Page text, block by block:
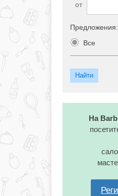
от
Предложения:
Все
На